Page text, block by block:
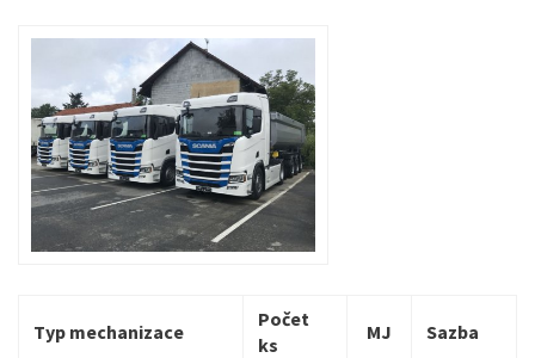
Typ mechanizace
Počet
ks
MJ Sazba